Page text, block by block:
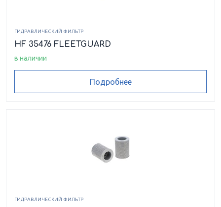
ГИДРАВЛИЧЕСКИЙ ФИЛЬТР
HF 35476 FLEETGUARD
в наличии
Подробнее
ГИДРАВЛИЧЕСКИЙ ФИЛЬТР